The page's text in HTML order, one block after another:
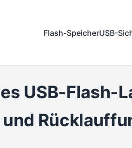
Flash-SpeicherUSB-
USB-Flash-
und